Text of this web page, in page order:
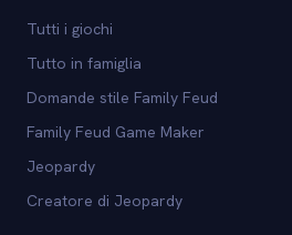
Tutti i giochi
Tutto in famiglia
Domande stile Family Feud
Family Feud Game Maker
Jeopardy
Creatore di Jeopardy